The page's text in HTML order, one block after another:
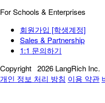
For Schools & Enterprises
회원가입 [학생계정]
Sales & Partnership
1:1 문의하기
Copyright 2026 LangRich Inc.
개인 정보 처리 방침 이용 약관